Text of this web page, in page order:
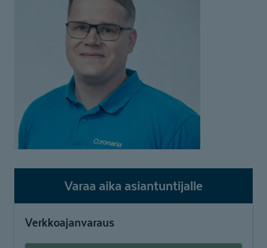
Varaa aika asiantuntijalle
Verkkoajanvaraus